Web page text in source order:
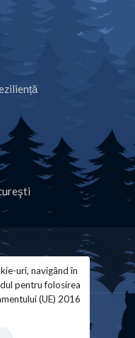
uri, navigând în
pentru folosirea
(UE) 2016